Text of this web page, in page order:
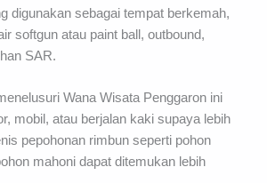
digunakan sebagai tempat berkemah,
softgun atau paint ball, outbound,
SAR.
Wana Wisata Penggaron ini
mobil, atau berjalan kaki supaya lebih
pepohonan rimbun seperti pohon
mahoni dapat ditemukan lebih